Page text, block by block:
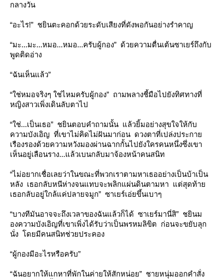
กลางวัน
“อะไร!” ชยินตะคอกด้วยระดับเสียงที่ดังพอกันอย่างรำคาญ
“มะ...มะ...หมอ...หมอ...ครับผู้กอง” ด้วยความตื่นเต้นซาเยร์ถึงกับ
พูดติดอ่าง
“ฉันเห็นแล้ว”
“ใช่หมอจริงๆ ใช่ไหมครับผู้กอง” ถามพลางชี้มือไปยังทิศทางที่
หญิงสาวเพิ่งเดินลับตาไป
“ใช่...เป็นเธอ” ชยินตอบคำถามนั้น แล้วยิ้มอย่างสุขใจให้กับ
ความบังเอิญ ที่เขาไม่คิดไม่ฝันมาก่อน ดวงตาที่เปล่งประกา
เรืองรองด้วยความหวังมองผ่านฉากกั้นไปยังใครคนหนึ่งซึ่งเขา
เห็นอยู่เลือนราง...แล้วเบนกลับมาจ้องหน้าคนสนิท
“ไม่อยากเชื่อเลยว่าในขณะที่พวกเราตามหาเธออย่างเป็นบ้าเป็น
หลัง เธอกลับหนีห่างจนแทบจะพลิกแผ่นดินตามหา แต่สุดท้า
เธอกลับอยู่ใกล้แค่ปลายจมูก” ซาเยร์เอ่ยขึ้นเบาๆ
“บางทีมันอาจจะถึงเวลาของฉันแล้วก็ได้ ซาเยร์มานี่สิ” ชยินม
องความบังเอิญที่เขาเพิ่งได้รับว่าเป็นพรหมลิขิต ก่อนจะขยับลุก
นั่ง โดยมีคนสนิทช่วยประคอง
“ผู้กองมีอะไรหรือครับ”
“ฉันอยากให้แกหาที่พักในค่ายให้สักหน่อย” ชายหนุ่มออกคำสั่ง